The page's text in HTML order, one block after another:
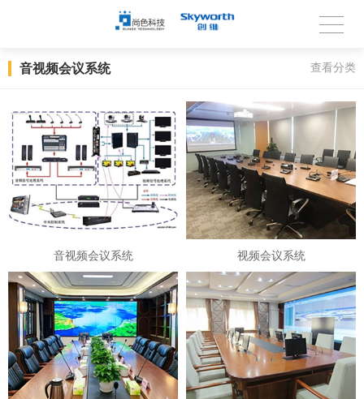
音视频会议系统 查看分类
音视频会议系统 视频会议系统